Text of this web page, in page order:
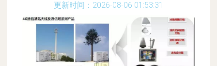
更新时间：2026-08-06 01:53:31